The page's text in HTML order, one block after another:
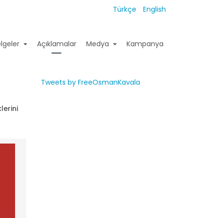
Türkçe English
Açıklamalar Medya Kampanya
Tweets by FreeOsmanKavala